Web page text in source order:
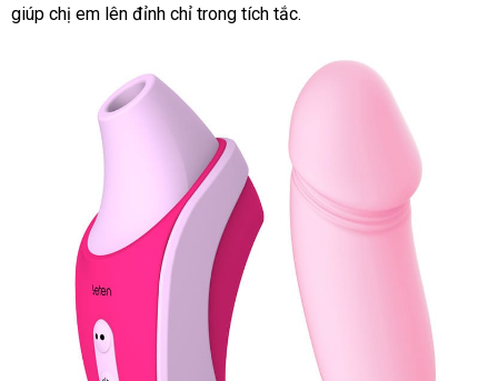
hành
giúp chị em lên đỉnh bỏ
chỉ trong tích tắc.